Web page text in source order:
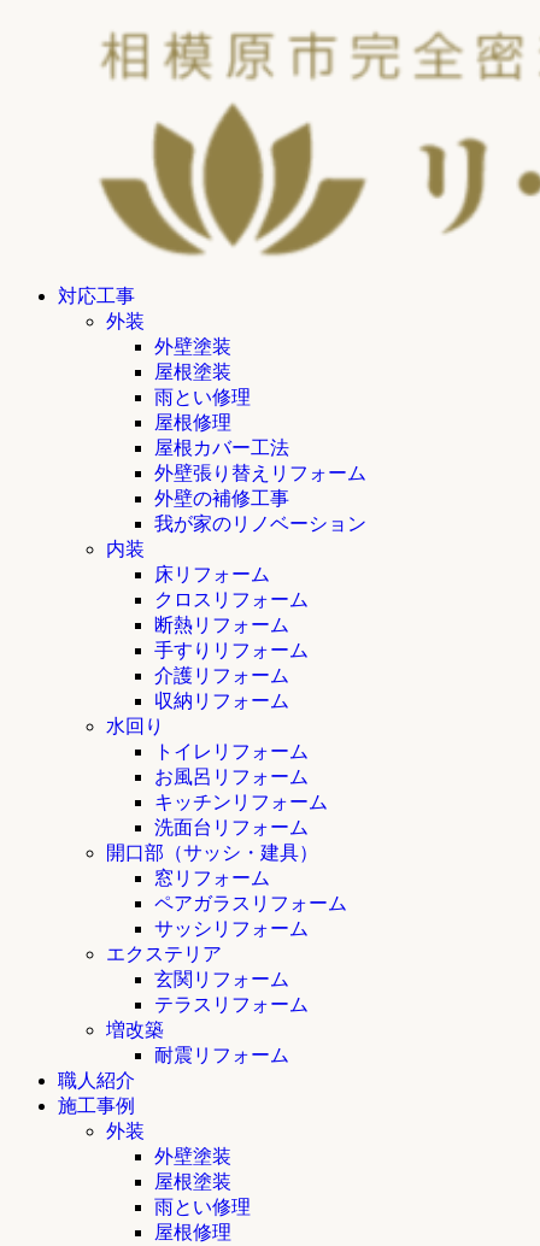
対応工事
外装
外壁塗装
屋根塗装
雨とい修理
屋根修理
屋根カバー工法
外壁張り替えリフォーム
外壁の補修工事
我が家のリノベーション
内装
床リフォーム
クロスリフォーム
断熱リフォーム
手すりリフォーム
介護リフォーム
収納リフォーム
水回り
トイレリフォーム
お風呂リフォーム
キッチンリフォーム
洗面台リフォーム
開口部（サッシ・建具）
窓リフォーム
ペアガラスリフォーム
サッシリフォーム
エクステリア
玄関リフォーム
テラスリフォーム
増改築
耐震リフォーム
職人紹介
施工事例
外装
外壁塗装
屋根塗装
雨とい修理
屋根修理